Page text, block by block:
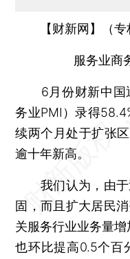
【财新网】（
服务业商
6月份财新中国
务业PMI）录得
续两个月处于扩张
逾十年新高。
我们认为，由于
固，而且扩大居民
关服务行业业务量
也环比提高0.5个百